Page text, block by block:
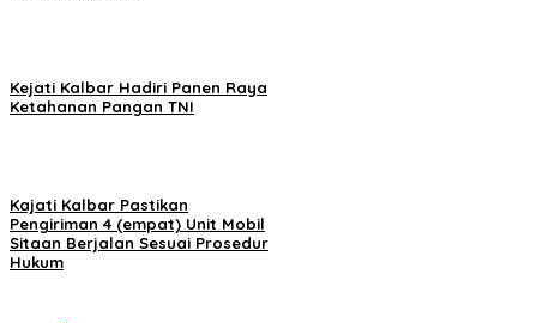
Kejati Kalbar Hadiri Panen Raya
Ketahanan Pangan TNI
Kajati Kalbar Pastikan
Pengiriman 4 (empat) Unit Mobil
Sitaan Berjalan Sesuai Prosedur
Hukum